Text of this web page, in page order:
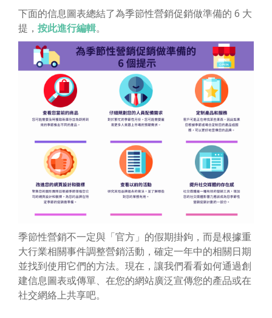
下面的信息圖表總結了為季節性營銷促銷做準備的 6 大
提， 按此進行編輯。
季節性營銷不一定與「官方」的假期掛鉤，而是根據重
大行業相關事件調整營銷活動，確定一年中的相關日期
並找到使用它們的方法。現在，讓我們看看如何通過創
建信息圖表或傳單、在您的網站廣泛宣傳您的產品或在
社交網絡上共享吧。